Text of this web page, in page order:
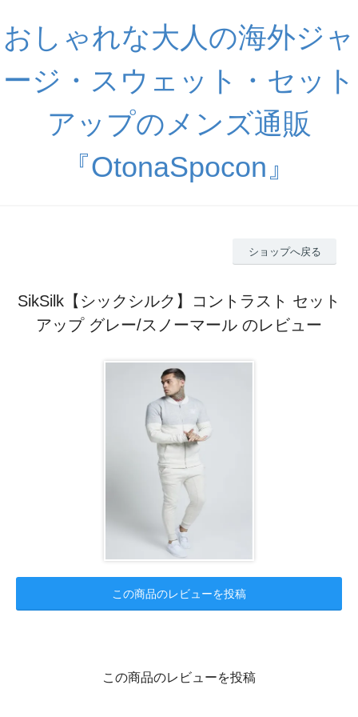
おしゃれな大人の海外ジャ
ージ・スウェット・セット
アップのメンズ通販
『OtonaSpocon』
ショップへ戻る
SikSilk【シックシルク】コントラスト セット
アップ グレー/スノーマール のレビュー
この商品のレビューを投稿
この商品のレビューを投稿